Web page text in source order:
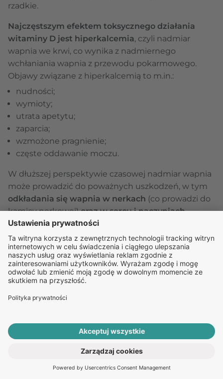
ROZPOCZNIJ E-KONSULTACJĘ
rzadkie.
Najczęstszym efektem toksycznego działania
witaminy D jest hiperkalcemia, czyli nadmiar
wapnia we krwi, co wynika z nadmiernego
wchłaniania wapnia z przewodu pokarmowego.
Objawy związane z hiperkalcemią to m.in.:
nudności;
wymioty;
utrata apetytu;
zaparcia;
wzmożone pragnienie;
częste oddawanie moczu.
W dłuższej perspektywie czasowej nadmiar wapnia
może prowadzić do poważnych uszkodzeń, w tym
odkładania się wapnia w nerkach (co prowadzi do
kamicy nerkowej)oraz w sercu i naczyniach
krwionośnych, co może skutkować zaburzeniami
rytmu serca.
Jak zadbać o prawidłowy poziom
witaminy D? Praktyczne wskazówki
organizmie, warto wdrożyć kilka prostych, ale
produkcję oraz dostarczanie przez dietę i
suplementację.
Staraj się korzystać z rozsądnej ekspozycji na
słońce w okresie wiosenno-letnim, kiedy